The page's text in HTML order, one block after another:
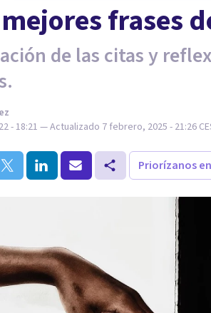
mejores frases
de las citas y
- 18:21 — Actualizado 7 febrero, 2025 - 21:26
Priorízanos en